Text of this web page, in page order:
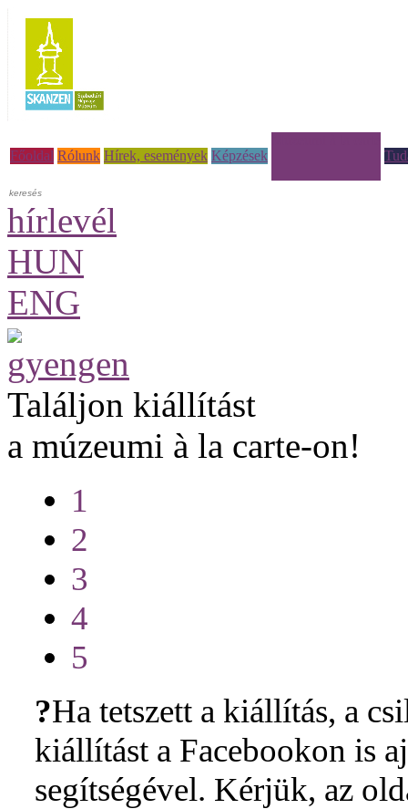
Főoldal Rólunk Hírek, események Képzések
hírlevél
HUN
ENG
Találjon kiállítást
a múzeumi à la carte-on!
1
2
3
4
5
?Ha tetszett a kiállítás, a
kiállítást a Facebookon is
segítségével. Kérjük, az